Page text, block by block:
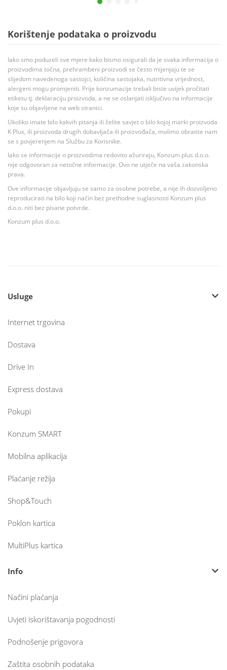
Korištenje podataka o proizvodu
Iako smo poduzeli sve mjere kako bismo osigurali da je svaka informacija o
proizvodima točna, prehrambeni proizvodi se često mijenjaju te se
slijedom navedenoga sastojci, količina sastojaka, nutritivna vrijednost,
alergeni mogu promjeniti. Prije konzumacije trebali biste uvijek pročitati
etiketu tj. deklaraciju proizvoda, a ne se oslanjati isključivo na informacije
koje su objavljene na web stranici.
Ukoliko imate bilo kakvih pitanja ili želite savjet o bilo kojoj marki proizvoda
K Plus, ili proizvoda drugih dobavljača ili proizvođača, molimo obratite nam
se s povjerenjem na Službu za Korisnike.
Iako se informacije o proizvodima redovito ažuriraju, Konzum plus d.o.o.
nije odgovoran za netočne informacije. Ovo ne utječe na vaša zakonska
prava.
Ove informacije objavljuju se samo za osobne potrebe, a nije ih dozvoljeno
reproducirati na bilo koji način bez prethodne suglasnosti Konzum plus
d.o.o. niti bez pisane potvrde.
Konzum plus d.o.o.
Usluge
Internet trgovina
Dostava
Drive In
Express dostava
Pokupi
Konzum SMART
Mobilna aplikacija
Plaćanje režija
Shop&Touch
Poklon kartica
MultiPlus kartica
Info
Načini plaćanja
Uvjeti iskorištavanja pogodnosti
Podnošenje prigovora
Zaštita osobnih podataka